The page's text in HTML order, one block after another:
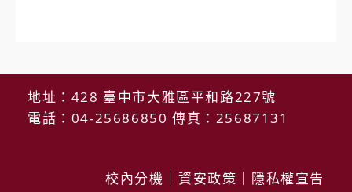
地址：428 臺中市大雅區平和路227號
電話：04-25686850 傳真：25687131
校內分機 資安政策 隱私權宣告